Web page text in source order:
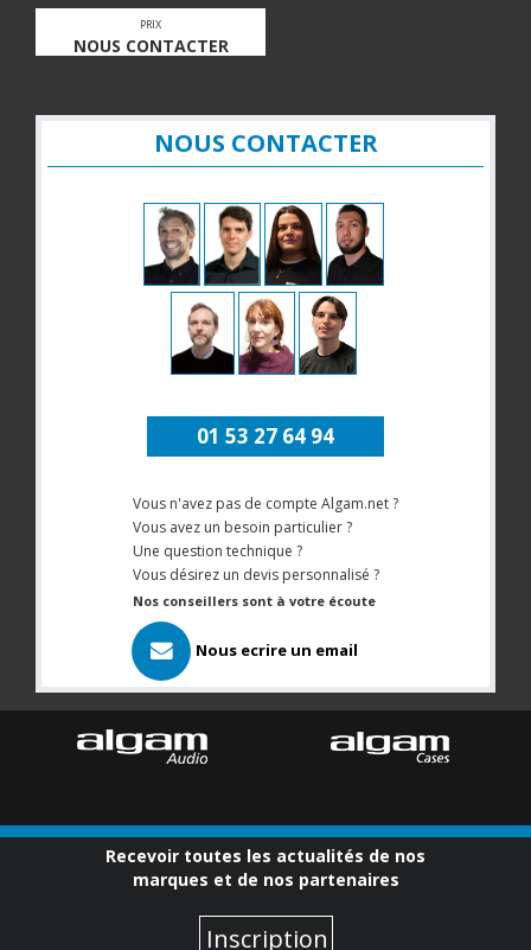
PRIX
NOUS CONTACTER
NOUS CONTACTER
01 53 27 64 94
Vous n'avez pas de compte Algam.net ?
Vous avez un besoin particulier ?
Une question technique ?
Vous désirez un devis personnalisé ?
Nos conseillers sont à votre écoute
Nous ecrire un email
Recevoir toutes les actualités de nos
marques et de nos partenaires
Inscription